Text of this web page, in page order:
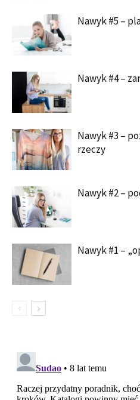
Nawyk #5 –
Nawyk #4 –
Nawyk #3 –
rzeczy
Nawyk #2 –
Nawyk #1 –